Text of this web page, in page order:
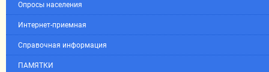
Опросы населения
Интернет-приемная
Справочная информация
ПАМЯТКИ